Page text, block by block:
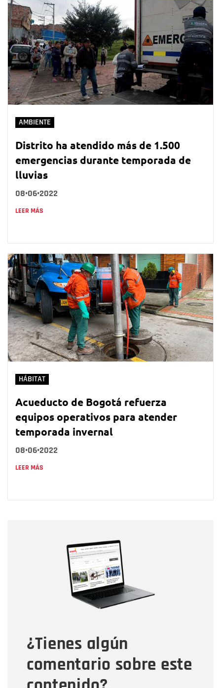
AMBIENTE
Distrito ha atendido más de 1.500
emergencias durante temporada de
lluvias
08•06•2022
LEER MÁS
HÁBITAT
Acueducto de Bogotá refuerza
equipos operativos para atender
temporada invernal
08•06•2022
LEER MÁS
¿Tienes algún
comentario sobre este
Correo electrónico
Tipo de comentario
Mensaje